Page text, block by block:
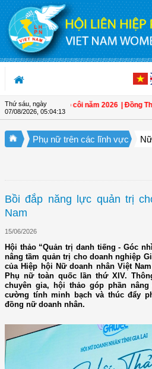
Truy cập nội dung luôn
Thứ sáu, ngày
07/08/2026, 05:04:14
trẻ em mồ côi năm 2026 | Đồng Tháp:
Phụ nữ trên các lĩnh vực
Bồi đắp năng lực quản trị
Nam
15/06/2026
Hội thảo “Quản trị danh tiếng - Góc
nâng tầm quản trị cho doanh nghiệp
của Hiệp hội Nữ doanh nhân Việt
Phụ nữ toàn quốc lần thứ XIV.
chuyên gia, hội thảo góp phần
cường tính minh bạch và thúc đẩy
đồng nữ doanh nhân.